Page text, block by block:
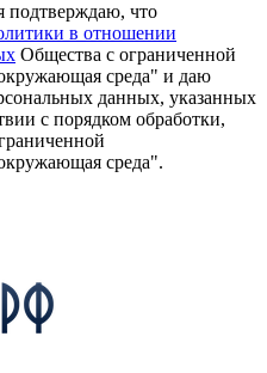
что
в отношении
Общества с ограниченной
среда" и даю
данных, указанных
с порядком обработки,
среда".